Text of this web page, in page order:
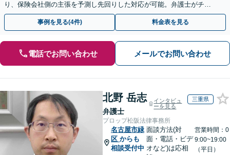
り、保険会社側の主張を予測し先回りした対応が可能。弁護士がチー
ムとなり示談交渉、休業損害、後遺障害等に対応。
事例を見る(4件) 料金表を見る
電話でお問い合わせ メールでお問い合わせ
北野 岳志
弁護士
インタビュ
ーを見る
三重県
プロップ松阪法律事務所
名古屋市緑
区 からも
相談受付中
面談方法(対
面・電話・ビデ
オなど)は応相
営業時間：0
9:00~19:00
（平日）